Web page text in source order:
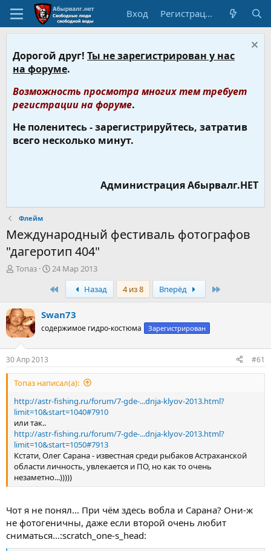
Вход Регистрация
Дорогой друг! Ты не зарегистрирован у нас
на форуме.
Возможность просмотра многих тем требует
регистрации на форуме.
Не поленитесь - зарегистрируйтесь, затратив
всего несколько минут.
Администрация Абырвалг.НЕТ
Флейм
Международный фестиваль фотографов
"дагеротип 404"
А
р
т
е
м
ы
Топаз
Д
т
н
ч
а
24 Мар 2013
Назад 4 из 8 Вперёд
Swan73
содержимое гидро-костюма Зарегистрирован
30 Апр 2013 #61
Топаз написал(а):
http://astr-fishing.ru/forum/7-gde-...dnja-klyov-2013.html?
limit=10&start=1040#7910
или так..
http://astr-fishing.ru/forum/7-gde-...dnja-klyov-2013.html?
limit=10&start=1050#7913
Кстати, Олег Сарана - известная среди рыбаков Астраханской
области личность, увлекается и ПО, но как то очень
незаметно...)))))
Чот я не понял... При чём здесь вобла и Сарана? Они-ж
не фотогеничны, даже если второй очень любит
сниматься...:scratch_one-s_head: